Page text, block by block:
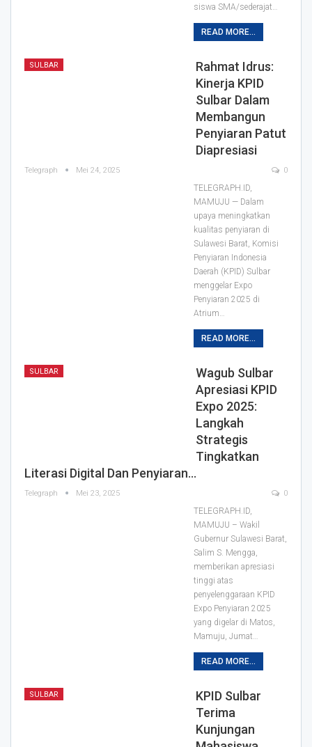
siswa SMA/sederajat…
READ MORE...
SULBAR
Rahmat Idrus:
Kinerja KPID
Sulbar Dalam
Membangun
Penyiaran Patut
Diapresiasi
Telegraph Mei 24, 2025 0
TELEGRAPH.ID,
MAMUJU — Dalam
upaya meningkatkan
kualitas penyiaran di
Sulawesi Barat, Komisi
Penyiaran Indonesia
Daerah (KPID) Sulbar
menggelar Expo
Penyiaran 2025 di
Atrium…
READ MORE...
SULBAR
Wagub Sulbar
Apresiasi KPID
Expo 2025:
Langkah
Strategis
Tingkatkan
Literasi Digital Dan Penyiaran…
Telegraph Mei 23, 2025 0
TELEGRAPH.ID,
MAMUJU – Wakil
Gubernur Sulawesi Barat,
Salim S. Mengga,
memberikan apresiasi
tinggi atas
penyelenggaraan KPID
Expo Penyiaran 2025
yang digelar di Matos,
Mamuju, Jumat…
READ MORE...
SULBAR
KPID Sulbar
Terima
Kunjungan